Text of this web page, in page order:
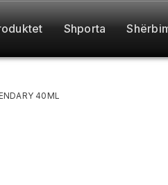
Shporta
40ML